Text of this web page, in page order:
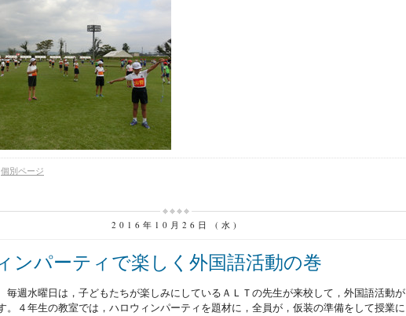
個別ページ
2016年10月26日 (水)
ンパーティで楽しく外国語活動の巻
週水曜日は，子どもたちが楽しみにしているＡＬＴの先生が来校して，外国語活動が
。４年生の教室では，ハロウィンパーティを題材に，全員が，仮装の準備をして授業に